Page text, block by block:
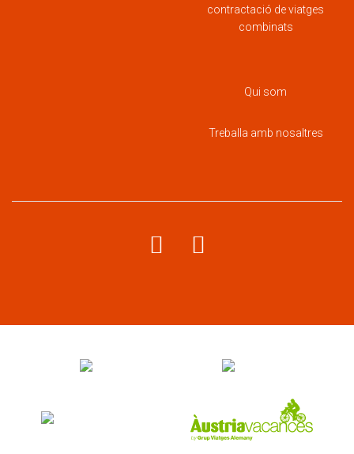
contractació de viatges
combinats
Qui som
Treballa amb nosaltres